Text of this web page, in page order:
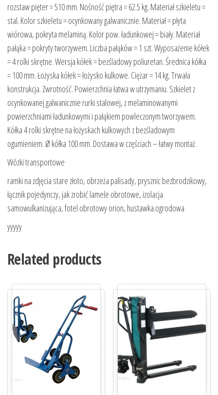
rozstaw pięter = 510 mm. Nośność piętra = 62.5 kg. Materiał szkieletu =
stal. Kolor szkieletu = ocynkowany galwanicznie. Materiał = płyta
wiórowa, pokryta melaminą. Kolor pow. ładunkowej = biały. Materiał
pałąka = pokryty tworzywem. Liczba pałąków = 1 szt. Wyposażenie kółek
= 4 rolki skrętne. Wersja kółek = bezśladowy poliuretan. Średnica kółka
= 100 mm. Łożyska kółek = łożysko kulkowe. Ciężar = 14 kg. Trwała
konstrukcja. Zwrotność. Powierzchnia łatwa w utrzymaniu. Szkielet z
ocynkowanej galwanicznie rurki stalowej, z melaminowanymi
powierzchniami ładunkowymi i pałąkiem powleczonym tworzywem.
Kółka 4 rolki skrętne na łożyskach kulkowych z bezśladowym
ogumieniem. Ø kółka 100 mm. Dostawa w częściach – łatwy montaż.
Wózki transportowe
ramki na zdjęcia stare złoto, obrzeża palisady, prysznic bezbrodzikowy,
łącznik pojedynczy, jak zrobić lamele obrotowe, izolacja
samowulkanizująca, fotel obrotowy orion, hustawka.ogrodowa
yyyyy
Related products